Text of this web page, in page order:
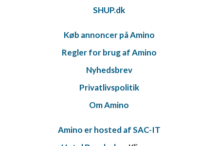
SHUP.dk
Køb annoncer på Amino
Regler for brug af Amino
Nyhedsbrev
Privatlivspolitik
Om Amino
Amino er hosted af SAC-IT